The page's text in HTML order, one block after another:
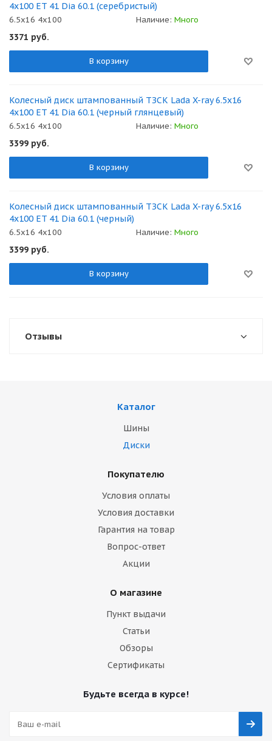
4x100 ET 41 Dia 60.1 (серебристый)
6.5x16 4x100 Наличие: Много
3371 руб.
В корзину
Колесный диск штампованный ТЗСК Lada X-ray 6.5x16
4x100 ET 41 Dia 60.1 (черный глянцевый)
6.5x16 4x100 Наличие: Много
3399 руб.
В корзину
Колесный диск штампованный ТЗСК Lada X-ray 6.5x16
4x100 ET 41 Dia 60.1 (черный)
6.5x16 4x100 Наличие: Много
3399 руб.
В корзину
Отзывы
Каталог
Шины
Диски
Покупателю
Условия оплаты
Условия доставки
Гарантия на товар
Вопрос-ответ
Акции
О магазине
Пункт выдачи
Статьи
Обзоры
Сертификаты
Будьте всегда в курсе!